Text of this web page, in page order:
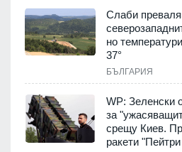
Слаби
но
37°
БЪЛГАРИЯ
WP: Зеленски
за
срещу Киев.
ракети "Пейтри